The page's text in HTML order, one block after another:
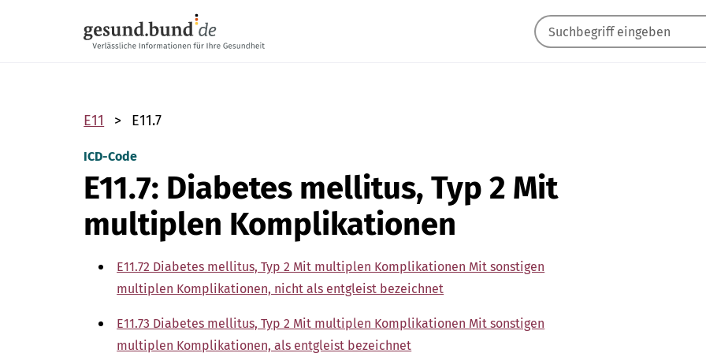
E11 E11.7
ICD-Code
E11.7: Diabetes mellitus, Typ 2 Mit
multiplen Komplikationen
E11.72 Diabetes mellitus, Typ 2 Mit multiplen Komplikationen Mit sonstigen
multiplen Komplikationen, nicht als entgleist bezeichnet
E11.73 Diabetes mellitus, Typ 2 Mit multiplen Komplikationen Mit sonstigen
multiplen Komplikationen, als entgleist bezeichnet